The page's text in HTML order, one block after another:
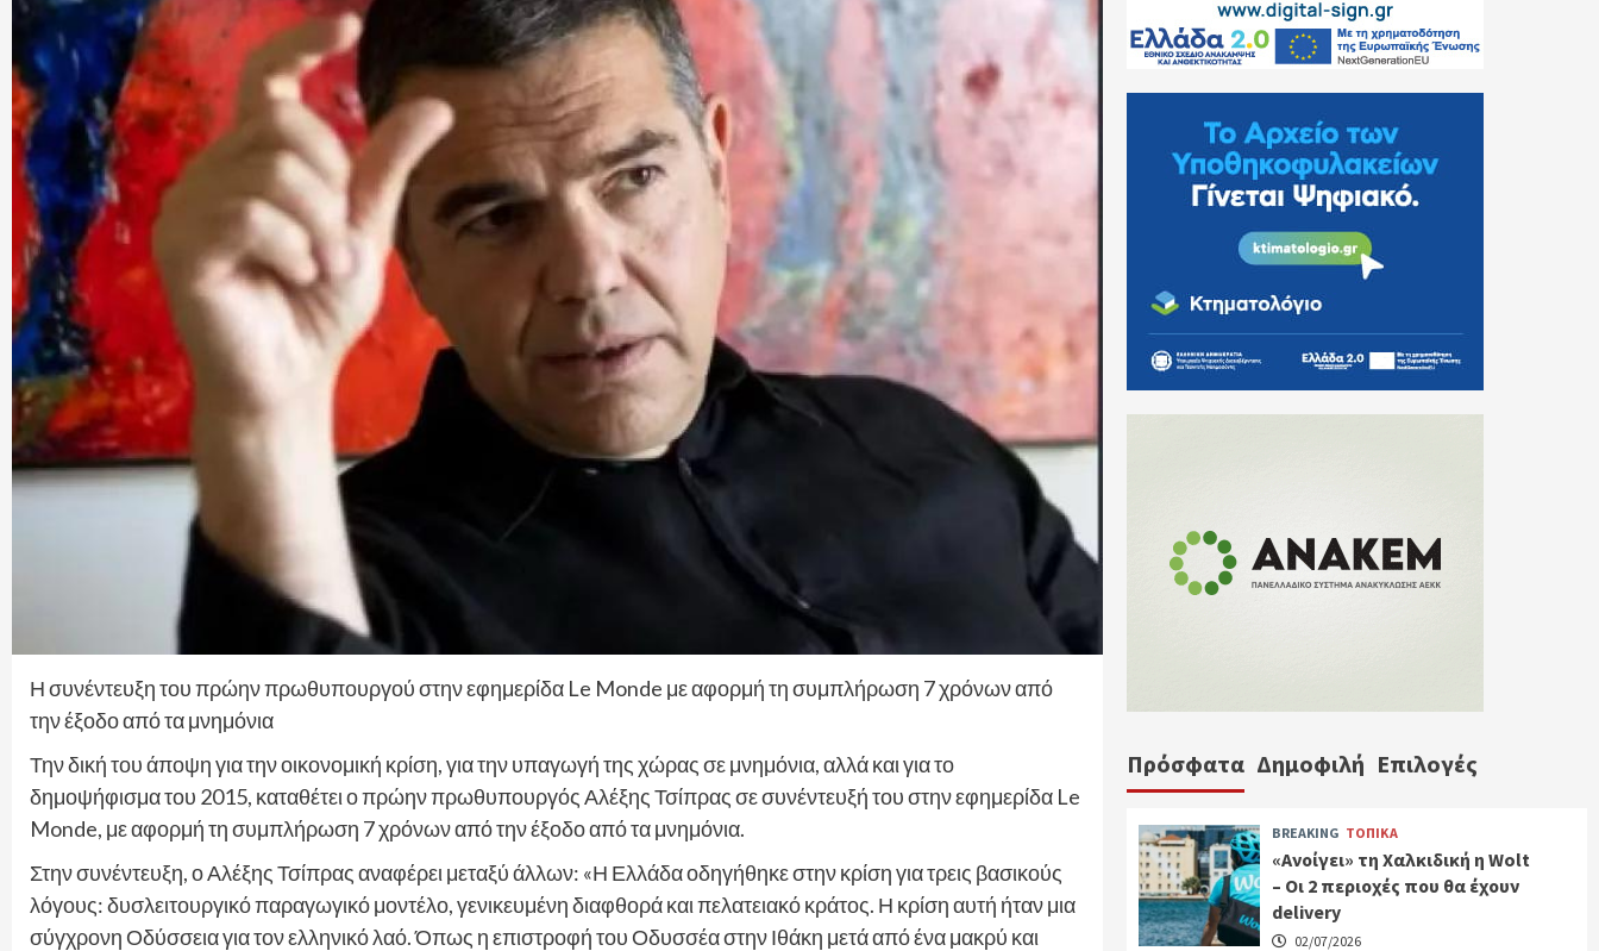
Η συνέντευξη του πρώην πρωθυπουργού στην εφημερίδα Le Monde με αφορμή τη συμπλήρωση 7 χρόνων από
την έξοδο από τα μνημόνια
Την δική του άποψη για την οικονομική κρίση, για την υπαγωγή της χώρας σε μνημόνια, αλλά και για το
δημοψήφισμα του 2015, καταθέτει ο πρώην πρωθυπουργός Αλέξης Τσίπρας σε συνέντευξή του στην εφημερίδα Le
Monde, με αφορμή τη συμπλήρωση 7 χρόνων από την έξοδο από τα μνημόνια.
Στην συνέντευξη, ο Αλέξης Τσίπρας αναφέρει μεταξύ άλλων: «Η Ελλάδα οδηγήθηκε στην κρίση για τρεις βασικούς
λόγους: δυσλειτουργικό παραγωγικό μοντέλο, γενικευμένη διαφθορά και πελατειακό κράτος. Η κρίση αυτή ήταν μια
σύγχρονη Οδύσσεια για τον ελληνικό λαό. Όπως η επιστροφή του Οδυσσέα στην Ιθάκη μετά από ένα μακρύ και
Πρόσφατα Δημοφιλή Επιλογές
BREAKING ΤΟΠΙΚΑ
«Ανοίγει» τη Χαλκιδική η Wolt
– Οι 2 περιοχές που θα έχουν
delivery
02/07/2026